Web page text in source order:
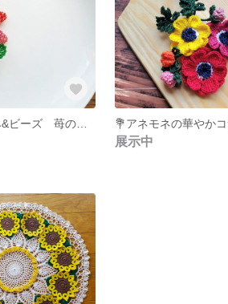
🍓レース編み&ビーズ 苺のコサージュ🍓
展示中